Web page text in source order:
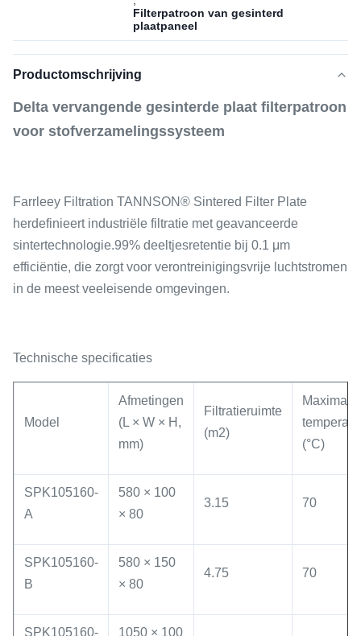
Filterpatroon van gesinterd
plaatpaneel
Productomschrijving
Delta vervangende gesinterde plaat filterpatroon
voor stofverzamelingssysteem
Farrleey Filtration TANNSON® Sintered Filter Plate
herdefinieert industriële filtratie met geavanceerde
sintertechnologie.99% deeltjesretentie bij 0.1 μm
efficiëntie, die zorgt voor verontreinigingsvrije luchtstromen
in de meest veeleisende omgevingen.
Technische specificaties
Model
Afmetingen
(L × W × H,
mm)
Filtratieruimte
(m2)
Maximale
(°C)
SPK105160-
A
580 × 100
× 80
3.15 70
SPK105160-
B
580 × 150
× 80
4.75 70
SPK105160- 1050 × 100